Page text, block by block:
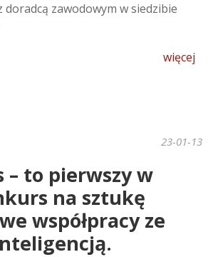
doradcą zawodowym w siedzibie
więcej
23-01-13
– to pierwszy w
na sztukę
współpracy ze